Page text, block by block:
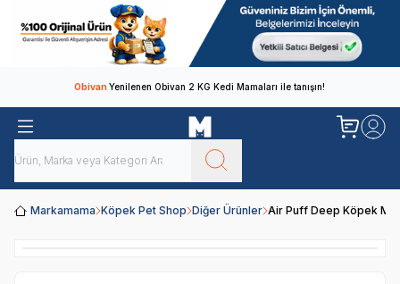
ObivanYenilenen Obivan 2 KG Kedi Mamaları ile tanışın!
Markamama Köpek Pet Shop Diğer Ürünler Air Puff Deep Köpek